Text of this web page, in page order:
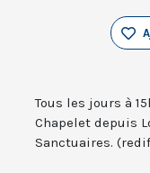
Tous les jours à
Chapelet depuis
Sanctuaires.